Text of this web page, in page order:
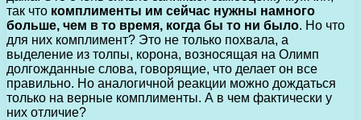
так что комплименты им сейчас нужны намного
больше, чем в то время, когда бы то ни было. Но что
для них комплимент? Это не только похвала, а
выделение из толпы, корона, возносящая на Олимп
долгожданные слова, говорящие, что делает он все
правильно. Но аналогичной реакции можно дождаться
только на верные комплименты. А в чем фактически у
них отличие?